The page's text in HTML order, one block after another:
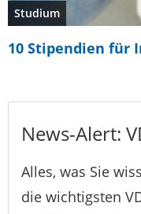
Studium
10 Stipendien für
News-Alert:
Alles, was Sie
die wichtigsten